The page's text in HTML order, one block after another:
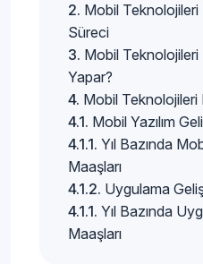
Mobil
Süreci
Mobil
Yapar?
Mobil Teknolojileri
Mobil Yazılım
Yıl Bazında
Maaşları
Uygulama
Yıl Bazında
Maaşları